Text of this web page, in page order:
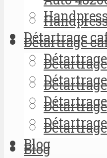
Détartrage
Blog
Détartrage
Blog